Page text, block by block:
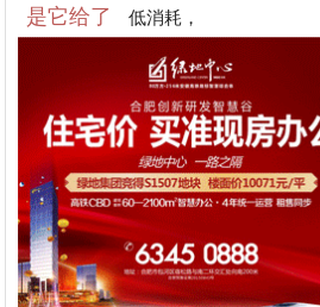
是它给了
低消耗，